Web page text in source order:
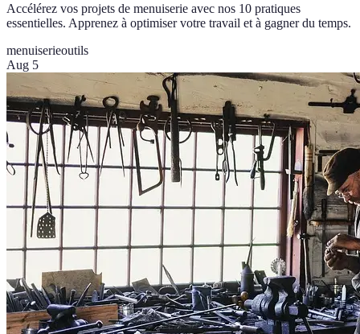
Accélérez vos projets de menuiserie avec nos 10 pratiques
essentielles. Apprenez à optimiser votre travail et à gagner du temps.
menuiserieoutils
Aug 5